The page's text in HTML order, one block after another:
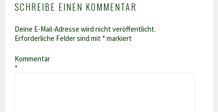
SCHREIBE EINEN KOMMENTAR
Deine E-Mail-Adresse wird nicht veröffentlicht.
Erforderliche Felder sind mit *markiert
Kommentar
*